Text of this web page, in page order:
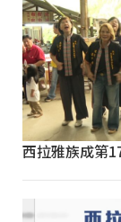
西拉雅族成第